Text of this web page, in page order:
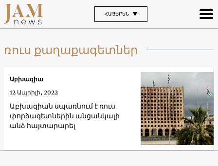
ՀԱՅԵՐԵՆ
ռուս քաղաքագետներ
Աբխազիան սպառնում է ռուս
փորձագետներին անցանկալի
անձ հայտարարել
Աբխազիա
12 Ապրիլի, 2022